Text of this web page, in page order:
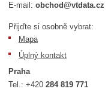
E-mail:obchod@vtdata.cz
Přijďte si osobně vybrat:
Mapa
Úplný kontakt
Praha
Tel.:+420284 819 771